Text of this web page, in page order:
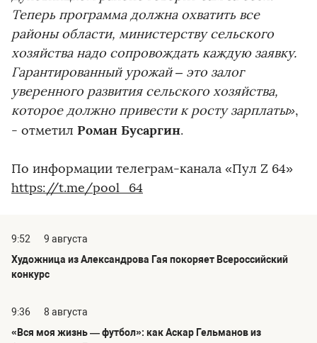
Теперь программа должна охватить все
районы области, министерству сельского
хозяйства надо сопровождать каждую заявку.
Гарантированный урожай – это залог
уверенного развития сельского хозяйства,
которое должно привести к росту зарплаты»,
- отметил Роман Бусаргин.
По информации телеграм-канала «Пул Z 64»
https://t.me/pool_64
9:52
9 августа
Художница из Александрова Гая покоряет Всероссийский
конкурс
9:36
8 августа
«Вся моя жизнь — футбол»: как Аскар Гельманов из